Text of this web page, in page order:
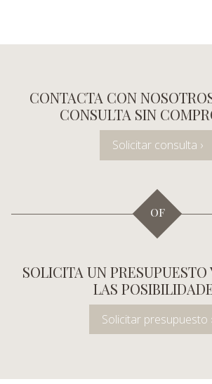
CONTACTA CON
CONSULTA SIN
Solicitar consulta ›
OF
SOLICITA UN PRESUPUESTO
LAS
Solicitar presupuesto